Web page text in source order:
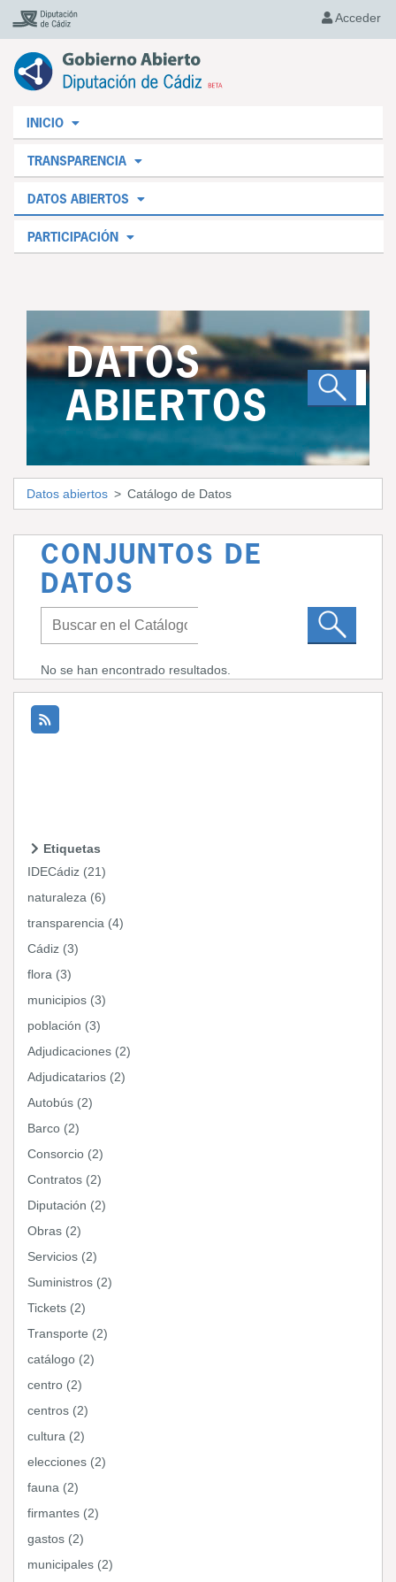
Acceder
INICIO
TRANSPARENCIA
DATOS ABIERTOS
PARTICIPACIÓN
DATOS
ABIERTOS
Datos abiertos Catálogo de Datos
CONJUNTOS DE
DATOS
No se han encontrado resultados.
Etiquetas
IDECádiz (21)
naturaleza (6)
transparencia (4)
Cádiz (3)
flora (3)
municipios (3)
población (3)
Adjudicaciones (2)
Adjudicatarios (2)
Autobús (2)
Barco (2)
Consorcio (2)
Contratos (2)
Diputación (2)
Obras (2)
Servicios (2)
Suministros (2)
Tickets (2)
Transporte (2)
catálogo (2)
centro (2)
centros (2)
cultura (2)
elecciones (2)
fauna (2)
firmantes (2)
gastos (2)
municipales (2)